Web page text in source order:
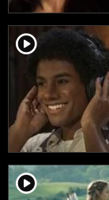
player2
player2